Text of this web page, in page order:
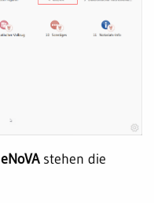
eNoVAstehen die